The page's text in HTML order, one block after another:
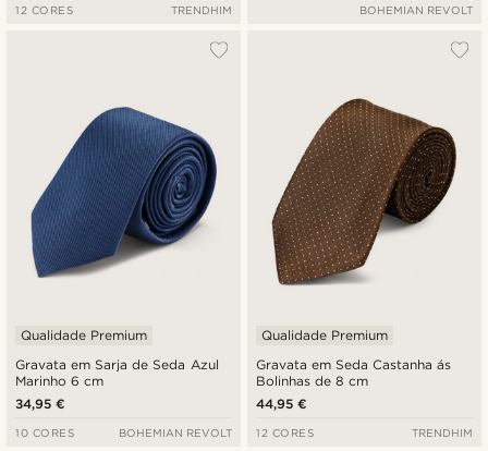
12 CORES TRENDHIM BOHEMIAN REVOLT
Gravata em Sarja de Seda Azul
Marinho 6 cm
Qualidade Premium
34,95 €
10 CORES BOHEMIAN REVOLT
Gravata em Seda Castanha ás
Bolinhas de 8 cm
Qualidade Premium
44,95 €
12 CORES TRENDHIM